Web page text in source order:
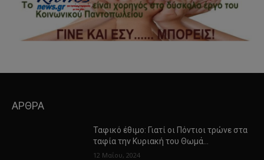
ΑΡΘΡΑ
Ταφικό έθιμο: Γιατί οι Πόντιοι τρώνε στα
ταφία την Κυριακή του Θωμά…
12 Μαΐου, 2024